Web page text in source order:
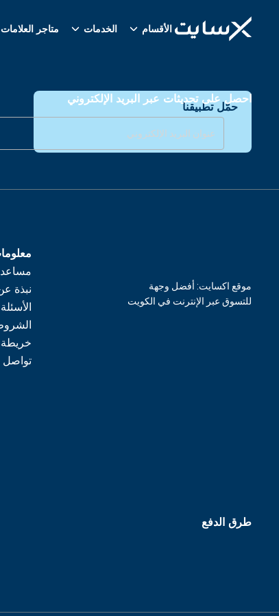
الأقسام الخدمات متاجر العلامات
حمّل تطبيقنا
احصل على تحديثات عبر البريد الإلكتروني
نبذة
خريطة
تواصل
موقع اكسايت: أفضل وجهة
للتسوق عبر الإنترنت في الكويت
طرق الدفع